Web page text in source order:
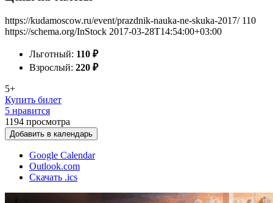
https://kudamoscow.ru/event/prazdnik-nauka-ne-skuka-2017/ 110
https://schema.org/InStock 2017-03-28T14:54:00+03:00
Льготный: 110 ₽
Взрослый: 220 ₽
5+
Купить билет
5 нравится
1194 просмотра
Добавить в календарь
Google Calendar
Outlook.com
Скачать .ics